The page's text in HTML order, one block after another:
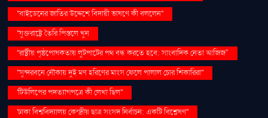
''বাইডেনের জাতির উদ্দেশে বিদায়ী ভাষণে কী বললেন''
''যুক্তরাষ্ট্রে তৈরি পিস্তলে খুন
''রাষ্ট্রীয় পৃষ্ঠপোষকতায় লুটপাটের পথ বন্ধ করতে হবে: সাংবাদিক নেতা আজিজ"
''সুন্দরবনে নৌকায় দুই মণ হরিণের মাংস ফেলে পালাল চোর শিকারিরা''
'টিউলিপের পদত্যাগপত্রে কী লেখা ছিল''
'ঢাকা বিশ্ববিদ্যালয় কেন্দ্রীয় ছাত্র সংসদ নির্বাচন: একটি বিশ্লেষণ''